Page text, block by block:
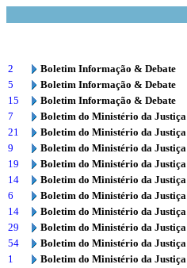
2
Boletim Informação & Debate
5
Boletim Informação & Debate
15
Boletim Informação & Debate
7
Boletim do Ministério da Justiça
21
Boletim do Ministério da Justiça
9
Boletim do Ministério da Justiça
19
Boletim do Ministério da Justiça
14
Boletim do Ministério da Justiça
6
Boletim do Ministério da Justiça
14
Boletim do Ministério da Justiça
29
Boletim do Ministério da Justiça
54
Boletim do Ministério da Justiça
1
Boletim do Ministério da Justiça